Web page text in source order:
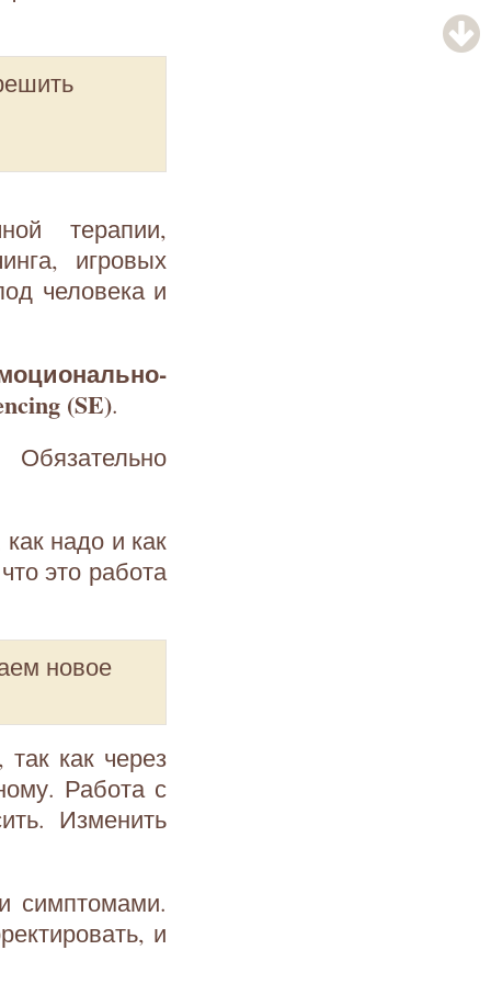
терапии,
игровых
человека и
(SE).
надо и как
это работа
новое
как через
Работа с
Изменить
симптомами.
и